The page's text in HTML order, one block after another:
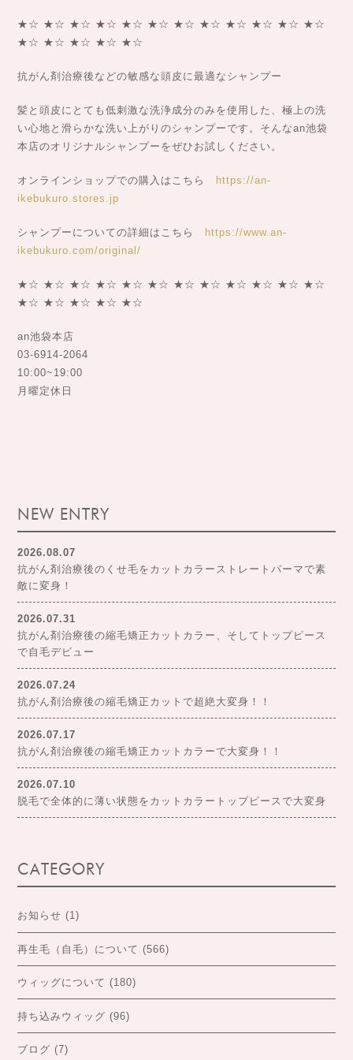
★☆ ★☆ ★☆ ★☆ ★☆ ★☆ ★☆ ★☆ ★☆ ★☆ ★☆ ★☆
★☆ ★☆ ★☆ ★☆ ★☆
抗がん剤治療後などの敏感な頭皮に最適なシャンプー
髪と頭皮にとても低刺激な洗浄成分のみを使用した、極上の洗
い心地と滑らかな洗い上がりのシャンプーです。そんなan池袋
本店のオリジナルシャンプーをぜひお試しください。
オンラインショップでの購入はこちら
https://an-
ikebukuro.stores.jp
シャンプーについての詳細はこちら
https://www.an-
ikebukuro.com/original/
★☆ ★☆ ★☆ ★☆ ★☆ ★☆ ★☆ ★☆ ★☆ ★☆ ★☆ ★☆
★☆ ★☆ ★☆ ★☆ ★☆
an池袋本店
03-6914-2064
10:00~19:00
月曜定休日
NEW ENTRY
2026.08.07
抗がん剤治療後のくせ毛をカットカラーストレートパーマで素
敵に変身！
2026.07.31
抗がん剤治療後の縮毛矯正カットカラー、そしてトップピース
で自毛デビュー
2026.07.24
抗がん剤治療後の縮毛矯正カットで超絶大変身！！
2026.07.17
抗がん剤治療後の縮毛矯正カットカラーで大変身！！
2026.07.10
脱毛で全体的に薄い状態をカットカラートップピースで大変身
CATEGORY
お知らせ (1)
再生毛（自毛）について (566)
ウィッグについて (180)
持ち込みウィッグ (96)
ブログ (7)